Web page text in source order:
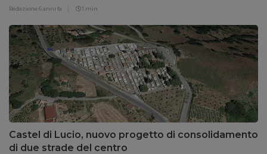
Redazione6 anni fa 1 min
Castel di Lucio, nuovo progetto di consolidamento
di due strade del centro